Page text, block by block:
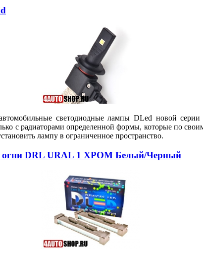
светодиодные лампы DLed новой
с радиаторами определенной формы, которые по
лампу в ограниченное пространство.
огни DRL URAL 1 ХРОМ Белый/Черный